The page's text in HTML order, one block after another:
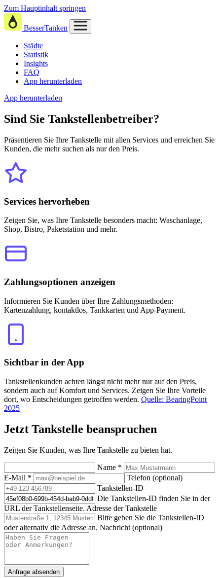
Zum Hauptinhalt springen
BesserTanken
Städte
Statistik
Insights
FAQ
App herunterladen
App herunterladen
Sind Sie Tankstellenbetreiber?
Präsentieren Sie Ihre Tankstelle mit allen Services und erreichen Sie
Kunden, die mehr suchen als nur den Preis.
Services hervorheben
Zeigen Sie, was Ihre Tankstelle besonders macht: Waschanlage,
Shop, Bistro, Paketstation und mehr.
Zahlungsoptionen anzeigen
Informieren Sie Kunden über Ihre Zahlungsmethoden:
Kartenzahlung, kontaktlos, Tankkarten und App-Payment.
Sichtbar in der App
Tankstellenkunden achten längst nicht mehr nur auf den Preis,
sondern auch auf Komfort und Services. Zeigen Sie Ihre Vorteile
dort, wo Entscheidungen getroffen werden. Quelle: BearingPoint
2025
Jetzt Tankstelle beanspruchen
Zeigen Sie Kunden, was Ihre Tankstelle zu bieten hat.
Name *
E-Mail *
Telefon (optional)
Tankstellen-ID
Die Tankstellen-ID finden Sie in der
URL der Tankstellenseite. Adresse der Tankstelle
Bitte geben Sie die Tankstellen-ID
oder alternativ die Adresse an. Nachricht (optional)
Anfrage absenden